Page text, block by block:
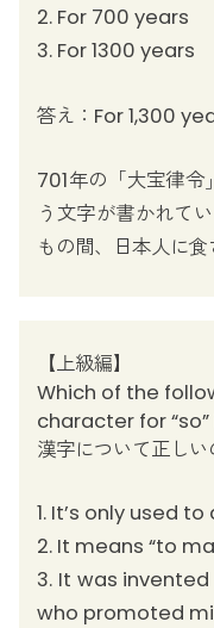
2. For 700 years
3. For 1300 years
答え：For 1,300
701年の「大宝律令
う文字が書かれて
もの間、日本人に食
【上級編】
Which of the
character for “so”
漢字について正しい
1. It’s only used
2. It means “to
3. It was
who promoted